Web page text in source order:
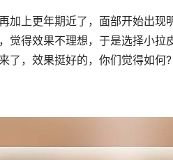
加上更年期近了，面部开始出
觉得效果不理想，于是选择小
了，效果挺好的，你们觉得如何?